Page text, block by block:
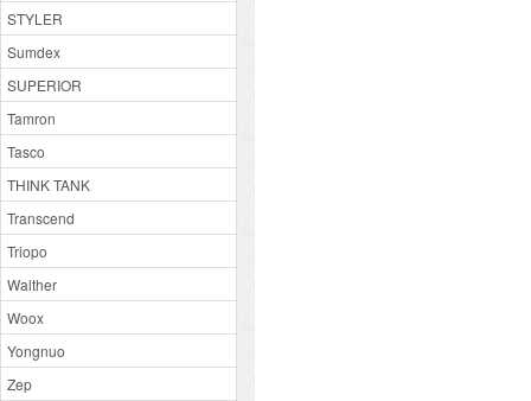
STYLER
Sumdex
SUPERIOR
Tamron
Tasco
THINK TANK
Transcend
Triopo
Walther
Woox
Yongnuo
Zep